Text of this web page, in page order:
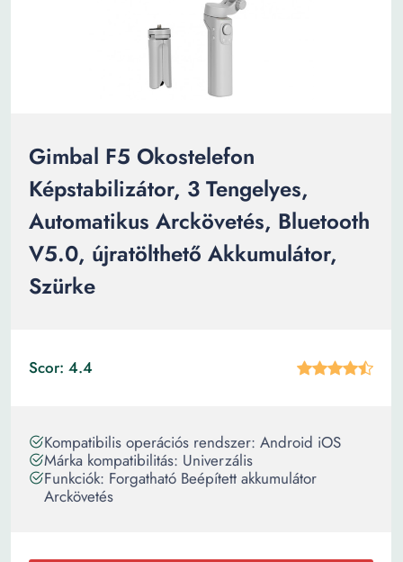
Gimbal F5 Okostelefon
Képstabilizátor, 3 Tengelyes,
Automatikus Arckövetés, Bluetooth
V5.0, újratölthető Akkumulátor,
Szürke
Scor: 4.4
Kompatibilis operációs rendszer: Android iOS
Márka kompatibilitás: Univerzális
Funkciók: Forgatható Beépített akkumulátor
Arckövetés